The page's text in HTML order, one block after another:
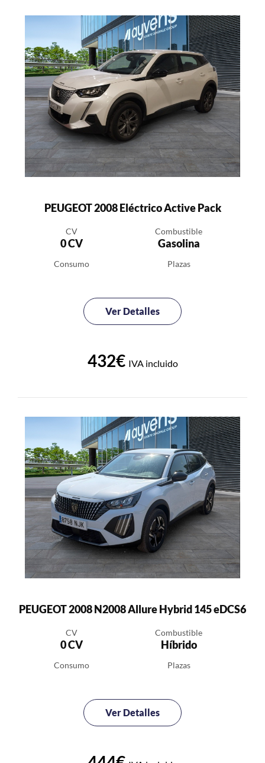
PEUGEOT 2008 Eléctrico Active Pack
CV
0 CV
Combustible
Gasolina
Consumo Plazas
Ver Detalles
432€ IVA incluido
PEUGEOT 2008 N2008 Allure Hybrid 145 eDCS6
CV
0 CV
Combustible
Híbrido
Consumo Plazas
Ver Detalles